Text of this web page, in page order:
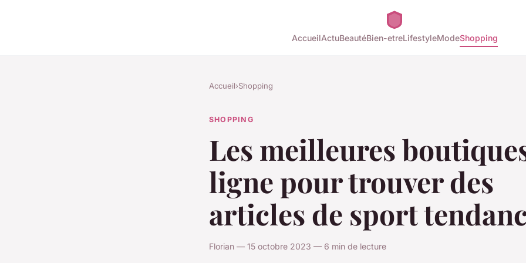
AccueilActuBeautéBien-etreLifestyleModeShopping
Accueil›Shopping
SHOPPING
Les meilleures
ligne pour trouver des
articles de sport
Florian — 15 octobre 2023 — 6 min de lecture